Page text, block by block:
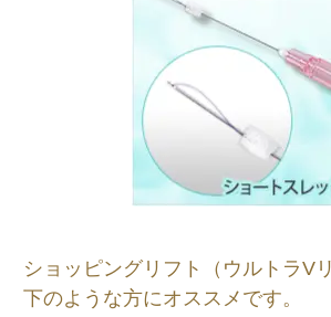
ショッピングリフト（ウルトラV
下のような方にオススメです。